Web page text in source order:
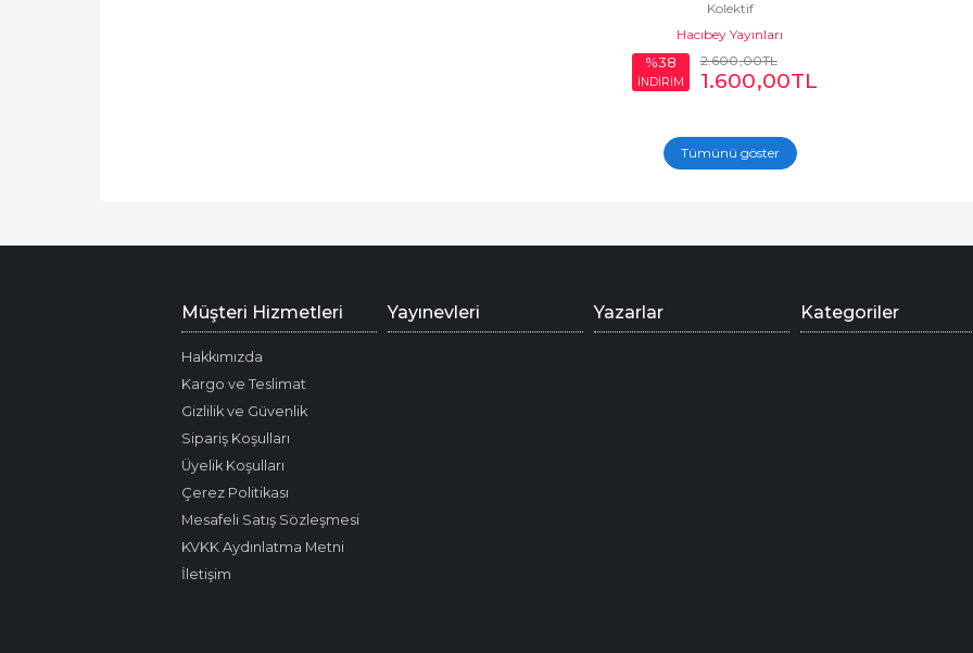
Cüz - Mavi)
Kolektif
Hacıbey Yayınları
%38
İNDİRİM
2.600,00TL
1.600,00TL
Tümünü göster
Müşteri Hizmetleri
Hakkımızda
Kargo ve Teslimat
Gizlilik ve Güvenlik
Sipariş Koşulları
Üyelik Koşulları
Çerez Politikası
Mesafeli Satış Sözleşmesi
KVKK Aydınlatma Metni
İletişim
Yayınevleri Yazarlar Kategoriler